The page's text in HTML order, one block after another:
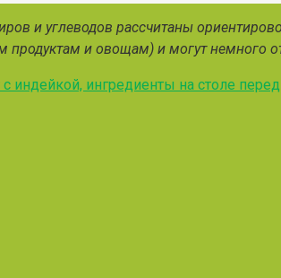
и углеводов рассчитаны
и овощам) и могут немного